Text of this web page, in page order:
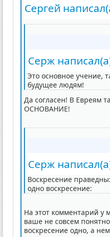
Сергей
Серж
Это основное учение,
будущее людям!
Да согласен! В Евреям
ОСНОВАНИЕ!
Серж
Воскресение
одно воскресение:
На этот комментарий у
ваше не совсем
воскресение одно, а